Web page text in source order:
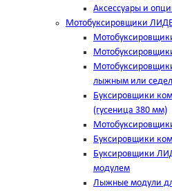
Аксессуары и
Мотобуксировщики
лыжным или
Буксировщики
(гусеница 380 мм)
Буксировщики
Буксировщики
модулем
Лыжные модули